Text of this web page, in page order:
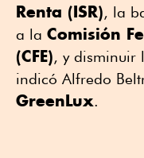
Renta (ISR), la
a la Comisión
(CFE), y disminuir
indicó Alfredo
GreenLux.